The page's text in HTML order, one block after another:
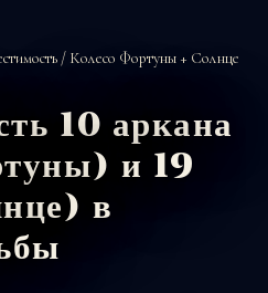
/ Колесо Фортуны + Солнце
10 аркана
и 19
в